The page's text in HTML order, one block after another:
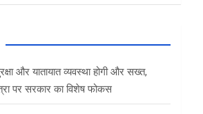
और यातायात व्यवस्था होगी और सख्त,
पर सरकार का विशेष फोकस